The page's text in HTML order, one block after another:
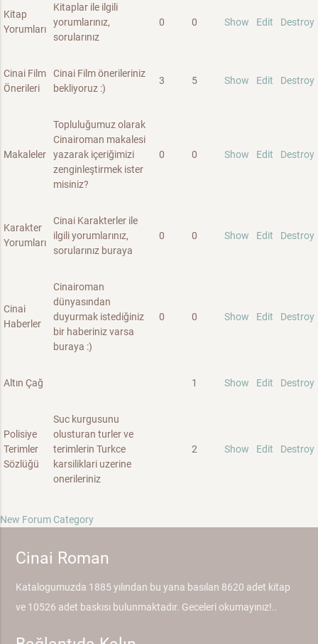
Kitap
Yorumları
Kitaplar ile ilgili
yorumlarınız,
sorularınız
0 0 Show Edit Destroy
Cinai Film
Önerileri
Cinai Film önerileriniz
bekliyoruz :)
3 5 Show Edit Destroy
Makaleler
Topluluğumuz olarak
Cinairoman makalesi
yazarak içeriğimizi
zenginleştirmek ister
misiniz?
0 0 Show Edit Destroy
Karakter
Yorumları
Cinai Karakterler ile
ilgili yorumlarınız,
sorularınız buraya
0 0 Show Edit Destroy
Cinai
Haberler
Cinairoman
dünyasından
duyurmak istediğiniz
bir haberiniz varsa
buraya :)
0 0 Show Edit Destroy
Altın Çağ 1 Show Edit Destroy
Polisiye
Terimler
Sözlüğü
Suc kurgusunu
olusturan turler ve
terimlerin Turkce
karsiliklari uzerine
onerileriniz
2 Show Edit Destroy
New Forum Category
Cinai Roman
Katalogumuzda 1885 yılından bu yana basılan 8620 adet kitap
ve 10526 adet baskısı bulunmaktadır. Geceleri okumayınız!..